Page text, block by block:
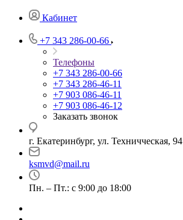
Кабинет
+7 343 286-00-66
Телефоны
+7 343 286-00-66
+7 343 286-46-11
+7 903 086-46-11
+7 903 086-46-12
Заказать звонок
г. Екатеринбург, ул. Техничческая, 94
ksmvd@mail.ru
Пн. – Пт.: с 9:00 до 18:00